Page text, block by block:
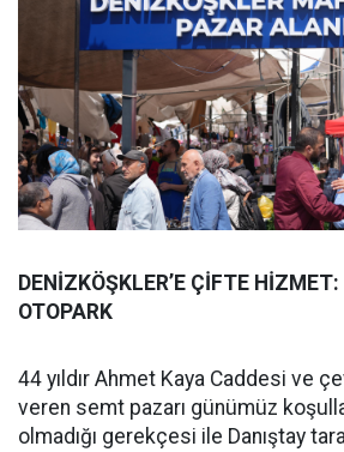
DENİZKÖŞKLER’E ÇİFTE
OTOPARK
44 yıldır Ahmet Kaya Caddesi ve
veren semt pazarı günümüz
olmadığı gerekçesi ile Danıştay